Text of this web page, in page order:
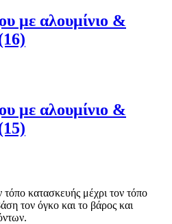
με αλουμίνιο &
με αλουμίνιο &
κατασκευής μέχρι τον τόπο
τον όγκο και το βάρος και